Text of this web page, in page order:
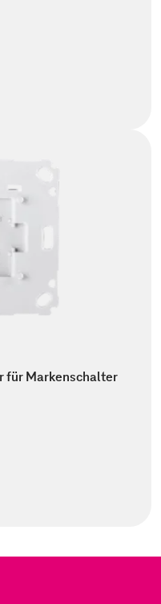
für Markenschalter